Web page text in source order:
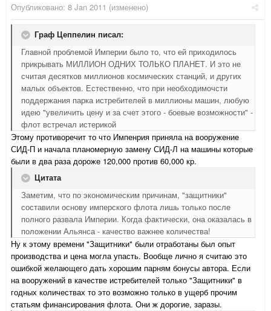
Опубликовано: 8 Jan 2011 (изменено)
Граф Цеппелин писал:
Главной проблемой Империи было то, что ей приходилось
прикрывать МИЛЛИОН ОДНИХ ТОЛЬКО ПЛАНЕТ. И это не
считая десятков миллионов космических станций, и других
малых объектов. Естественно, что при необходимочсти
поддержания парка истребителей в миллионы машин, любую
идею "увеличить цену и за счет этого - боевые возможности" -
флот встречал истерикой
Этому противоречит то что Импенрия приняла на вооружение
СИД-П и начала планомерную замену СИД-Л на машины которые
были в два раза дороже 120,000 против 60,000 кр.
Цитата
Заметим, что по экономическим причинам, "защитники"
составили основу имперского флота лишь только после
полного развала Империи. Когда фактически, она оказалась в
положении Альянса - качество важнее количества!
Ну к этому времени "Защитники" были отработаны был опыт
производства и цена могла упасть. Вообще лично я считаю это
ошибкой желающего дать хорошим парням бонусы автора. Если
на вооружений в качестве истребителей только "Защитники" в
годных количествах то это возможно только в ущерб прочим
статьям финансирования флота. Они ж дорогие, заразы.